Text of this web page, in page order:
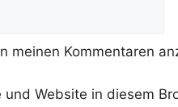
meinen Kommentaren
Website in diesem